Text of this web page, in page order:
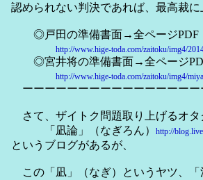
認められない判決であれば、最高裁に
◎戸田の準備書面→全ページPDF
http://www.hige-toda.com/zaitoku/img4/
◎宮井将の準備書面→全ページ
http://www.hige-toda.com/zaitoku/img4/
ーーーーーーーーーーーーーーー
さて、ザイトク問題取り上げるオタ
「凪論」（なぎろん）
http://
というブログがあるが、
この「凪」（なぎ）というヤツ、「